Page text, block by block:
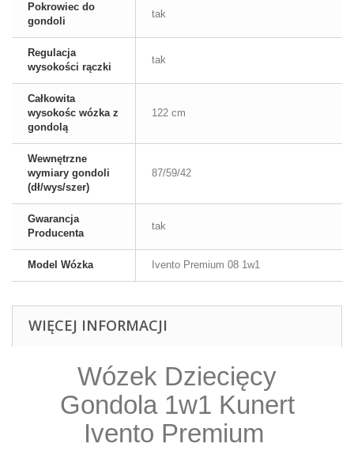
Pokrowiec do
gondoli
tak
Regulacja
wysokości rączki
tak
Całkowita
wysokośc wózka z
gondolą
122 cm
Wewnętrzne
wymiary gondoli
(dł/wys/szer)
87/59/42
Gwarancja
Producenta
tak
Model Wózka Ivento Premium 08 1w1
WIĘCEJ INFORMACJI
Wózek Dziecięcy
Gondola 1w1 Kunert
Ivento Premium